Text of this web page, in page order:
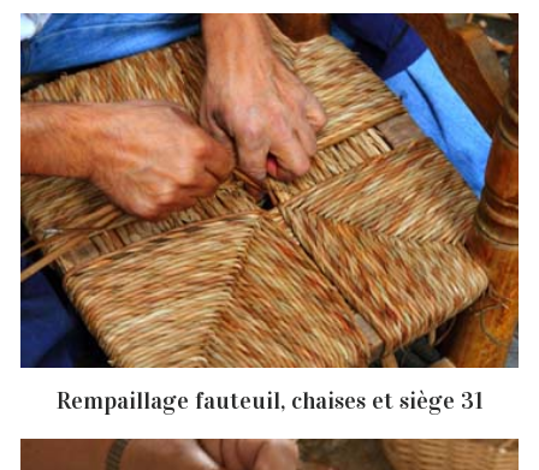
Rempaillage fauteuil, chaises et siège 31